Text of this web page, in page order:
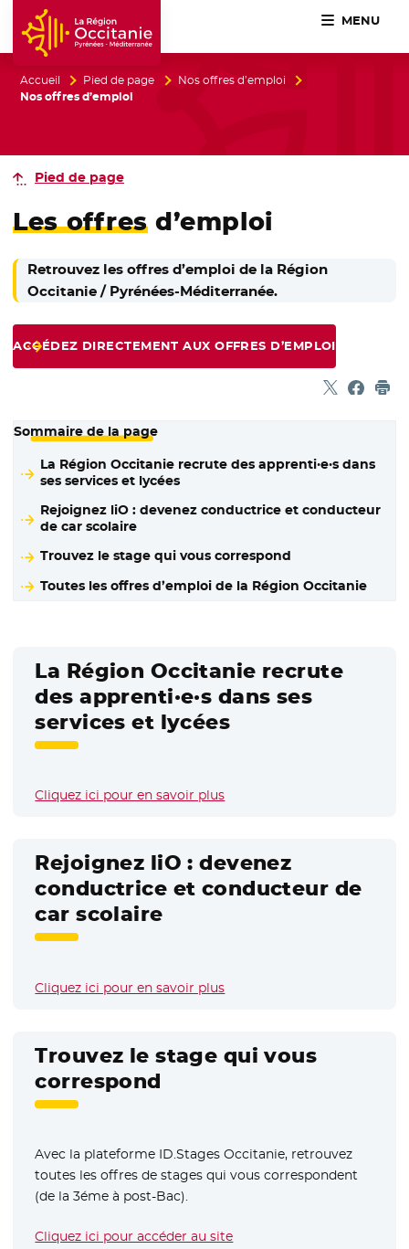
Accueil Région Occitanie / Pyrénées-Méditerranée
MENU
Accueil Pied de page
Nos offres d’emploi
Nos offres d’emploi
Pied de page
Les offresd’emploi
Retrouvez les offres d’emploi de la Région
Occitanie / Pyrénées-Méditerranée.
ACCÉDEZ DIRECTEMENT AUX OFFRES D’EMPLOI
Partager
- Nouvelle
-
Sommaire de la page
La Région Occitanie recrute des apprenti·e·s dans
ses services et lycées
Rejoignez liO : devenez conductrice et conducteur
de car scolaire
Trouvez le stage qui vous correspond
Toutes les offres d’emploi de la Région Occitanie
La Région Occitanie recrute
des apprenti·e·s dans ses
services et lycées
Cliquez ici pour en savoir plus
Rejoignez liO : devenez
conductrice et conducteur de
car scolaire
Cliquez ici pour en savoir plus
Trouvez le stage qui vous
correspond
Avec la plateforme ID.Stages Occitanie, retrouvez
toutes les offres de stages qui vous correspondent
(de la 3éme à post-Bac).
Cliquez ici pour accéder au site